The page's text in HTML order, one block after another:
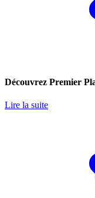
Découvrez Premier
Lire la suite